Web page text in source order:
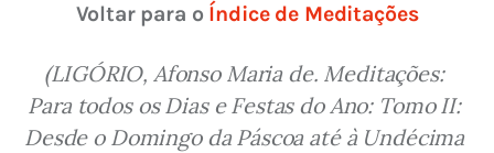
Voltar para o Índice de Meditações
(LIGÓRIO, Afonso Maria de. Meditações:
Para todos os Dias e Festas do Ano: Tomo II:
Desde o Domingo da Páscoa até à Undécima